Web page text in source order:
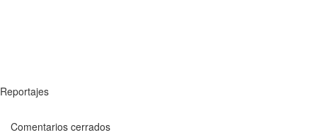
Reportajes
Comentarios cerrados